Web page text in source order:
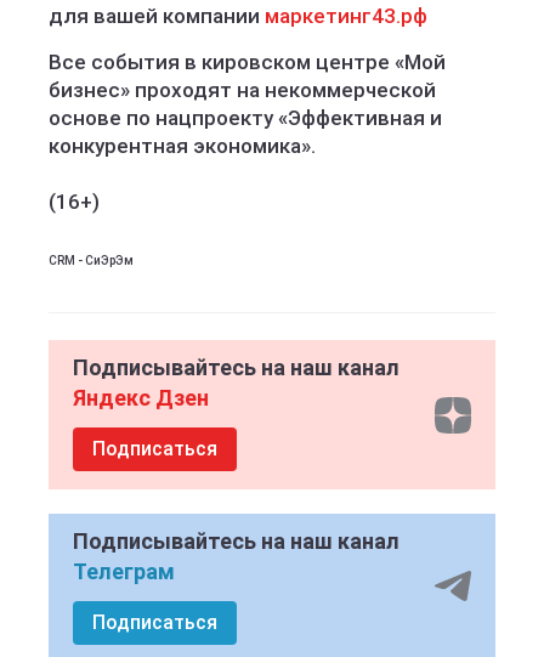
для вашей компании маркетинг43.рф
Все события в кировском центре «Мой
бизнес» проходят на некоммерческой
основе по нацпроекту «Эффективная и
конкурентная экономика».
(16+)
CRM - СиЭрЭм
Подписывайтесь на наш канал
Яндекс Дзен
Подписаться
Подписывайтесь на наш канал
Телеграм
Подписаться